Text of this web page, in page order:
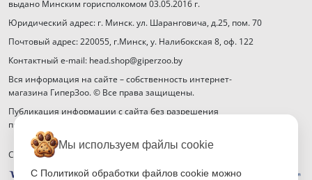
выдано Минским горисполкомом 03.05.2016 г.
Юридический адрес: г. Минск. ул. Шаранговича, д.25, пом. 70
Почтовый адрес: 220055, г.Минск, у. Налибокская 8, оф. 122
Контактный e-mail: head.shop@giperzoo.by
Вся информация на сайте – собственность интернет-
магазина ГиперЗоо. © Все права защищены.
Публикация информации с сайта без разрешения
правообладателя запрещена.
Способы оплаты
Мы используем файлы cookie
С Политикой обработки файлов cookie можно